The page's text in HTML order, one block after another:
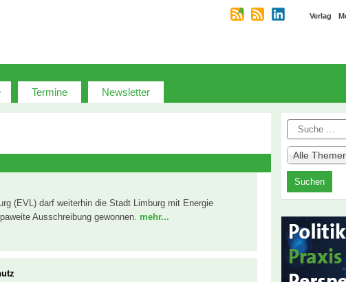
Verlag
Termine Newsletter
(EVL) darf weiterhin die Stadt Limburg mit Energie
Ausschreibung gewonnen. mehr...
Suche
Alle